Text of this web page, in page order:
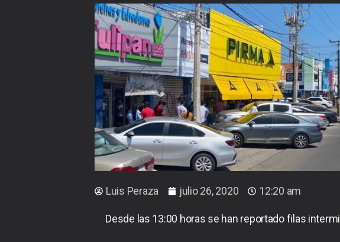
Luis Peraza julio 26, 2020 12:20 am
Desde las 13:00 horas se han reportado filas